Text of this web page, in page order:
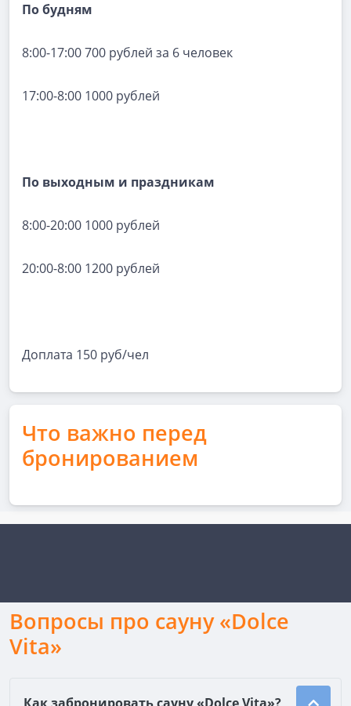
По будням
8:00-17:00 700 рублей за 6 человек
17:00-8:00 1000 рублей
По выходным и праздникам
8:00-20:00 1000 рублей
20:00-8:00 1200 рублей
Доплата 150 руб/чел
Что важно перед
бронированием
Вопросы про сауну «Dolce
Vita»